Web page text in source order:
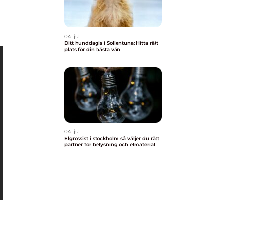
04. jul
Ditt hunddagis i Sollentuna: Hitta rätt
plats för din bästa vän
04. jul
Elgrossist i stockholm så väljer du rätt
partner för belysning och elmaterial